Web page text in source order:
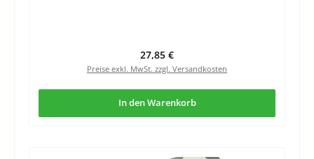
Regulärer Preis:
27,85 €
Preise exkl. MwSt. zzgl. Versandkosten
In den Warenkorb